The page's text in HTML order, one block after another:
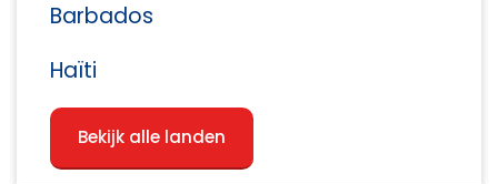
Barbados
Haïti
Bekijk alle landen